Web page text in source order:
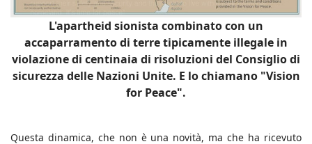
L'apartheid sionista combinato con un
accaparramento di terre tipicamente illegale in
violazione di centinaia di risoluzioni del Consiglio di
sicurezza delle Nazioni Unite. E lo chiamano "Vision
for Peace".
Questa dinamica, che non è una novità, ma che ha ricevuto